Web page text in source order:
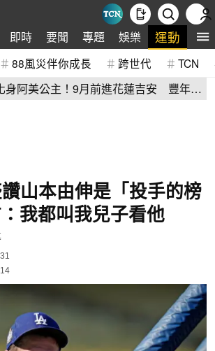
即時 要聞 專題 娛樂 運動 全
88風災伴你成長 跨世代 TCN
身阿美公主！9月前進花蓮吉安 豐年節
山本由伸是「投手的榜
我都叫我兒子看他